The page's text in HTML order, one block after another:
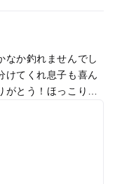
なか釣れませんでし
けてくれ息子も喜ん
がとう！ほっこりし